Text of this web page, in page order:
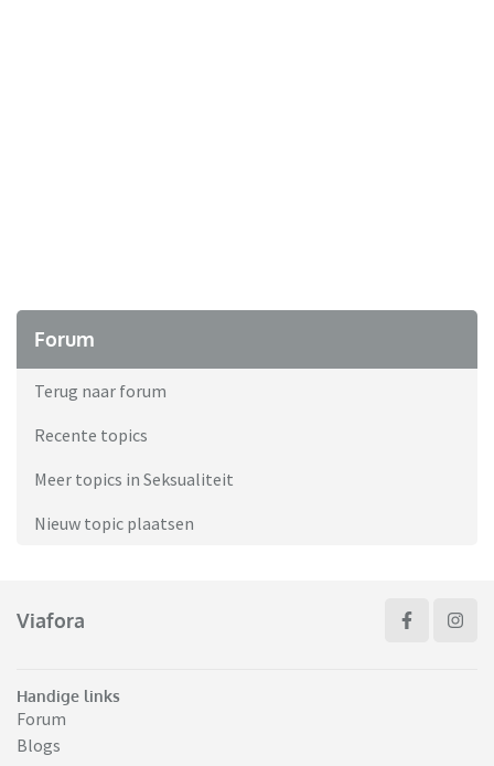
Forum
Terug naar forum
Recente topics
Meer topics in Seksualiteit
Nieuw topic plaatsen
Viafora
Handige links
Forum
Blogs